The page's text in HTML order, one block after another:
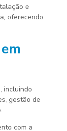
e
oferecendo
incluindo
gestão de
com a